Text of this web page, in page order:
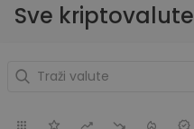
Sve kriptovalute